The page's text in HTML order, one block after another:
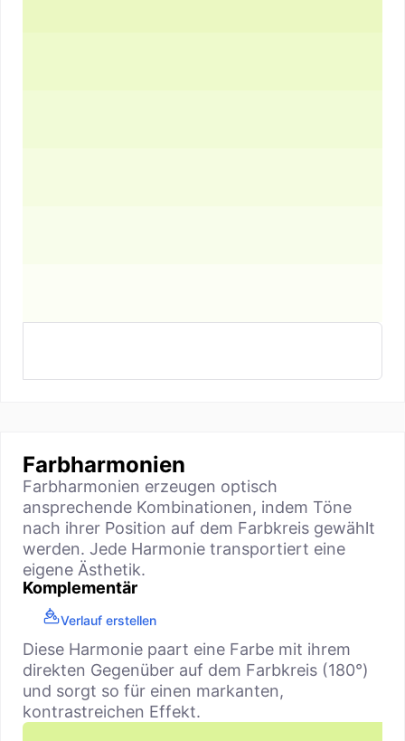
Farbharmonien
Farbharmonien erzeugen optisch
ansprechende Kombinationen, indem Töne
nach ihrer Position auf dem Farbkreis gewählt
werden. Jede Harmonie transportiert eine
eigene Ästhetik.
Komplementär
Verlauf erstellen
Diese Harmonie paart eine Farbe mit ihrem
direkten Gegenüber auf dem Farbkreis (180°)
und sorgt so für einen markanten,
kontrastreichen Effekt.